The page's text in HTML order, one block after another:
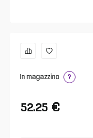
In magazzino ?
52.25 €